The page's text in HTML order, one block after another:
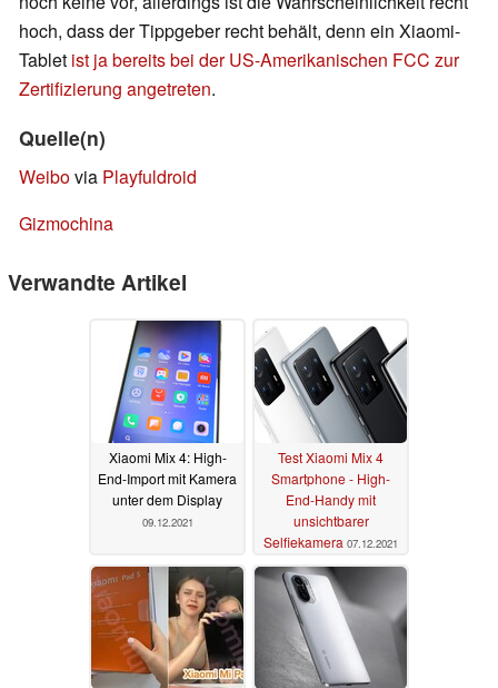
hoch, dass der Tippgeber recht behält, denn ein Xiaomi-
Tablet ist ja bereits bei der US-Amerikanischen FCC zur
Zertifizierung angetreten.
Quelle(n)
Weibovia Playfuldroid
Gizmochina
Verwandte Artikel
Xiaomi Mix 4: High-
End-Import mit Kamera
unter dem Display
09.12.2021
Test Xiaomi Mix 4
Smartphone - High-
End-Handy mit
unsichtbarer
Selfiekamera 07.12.2021